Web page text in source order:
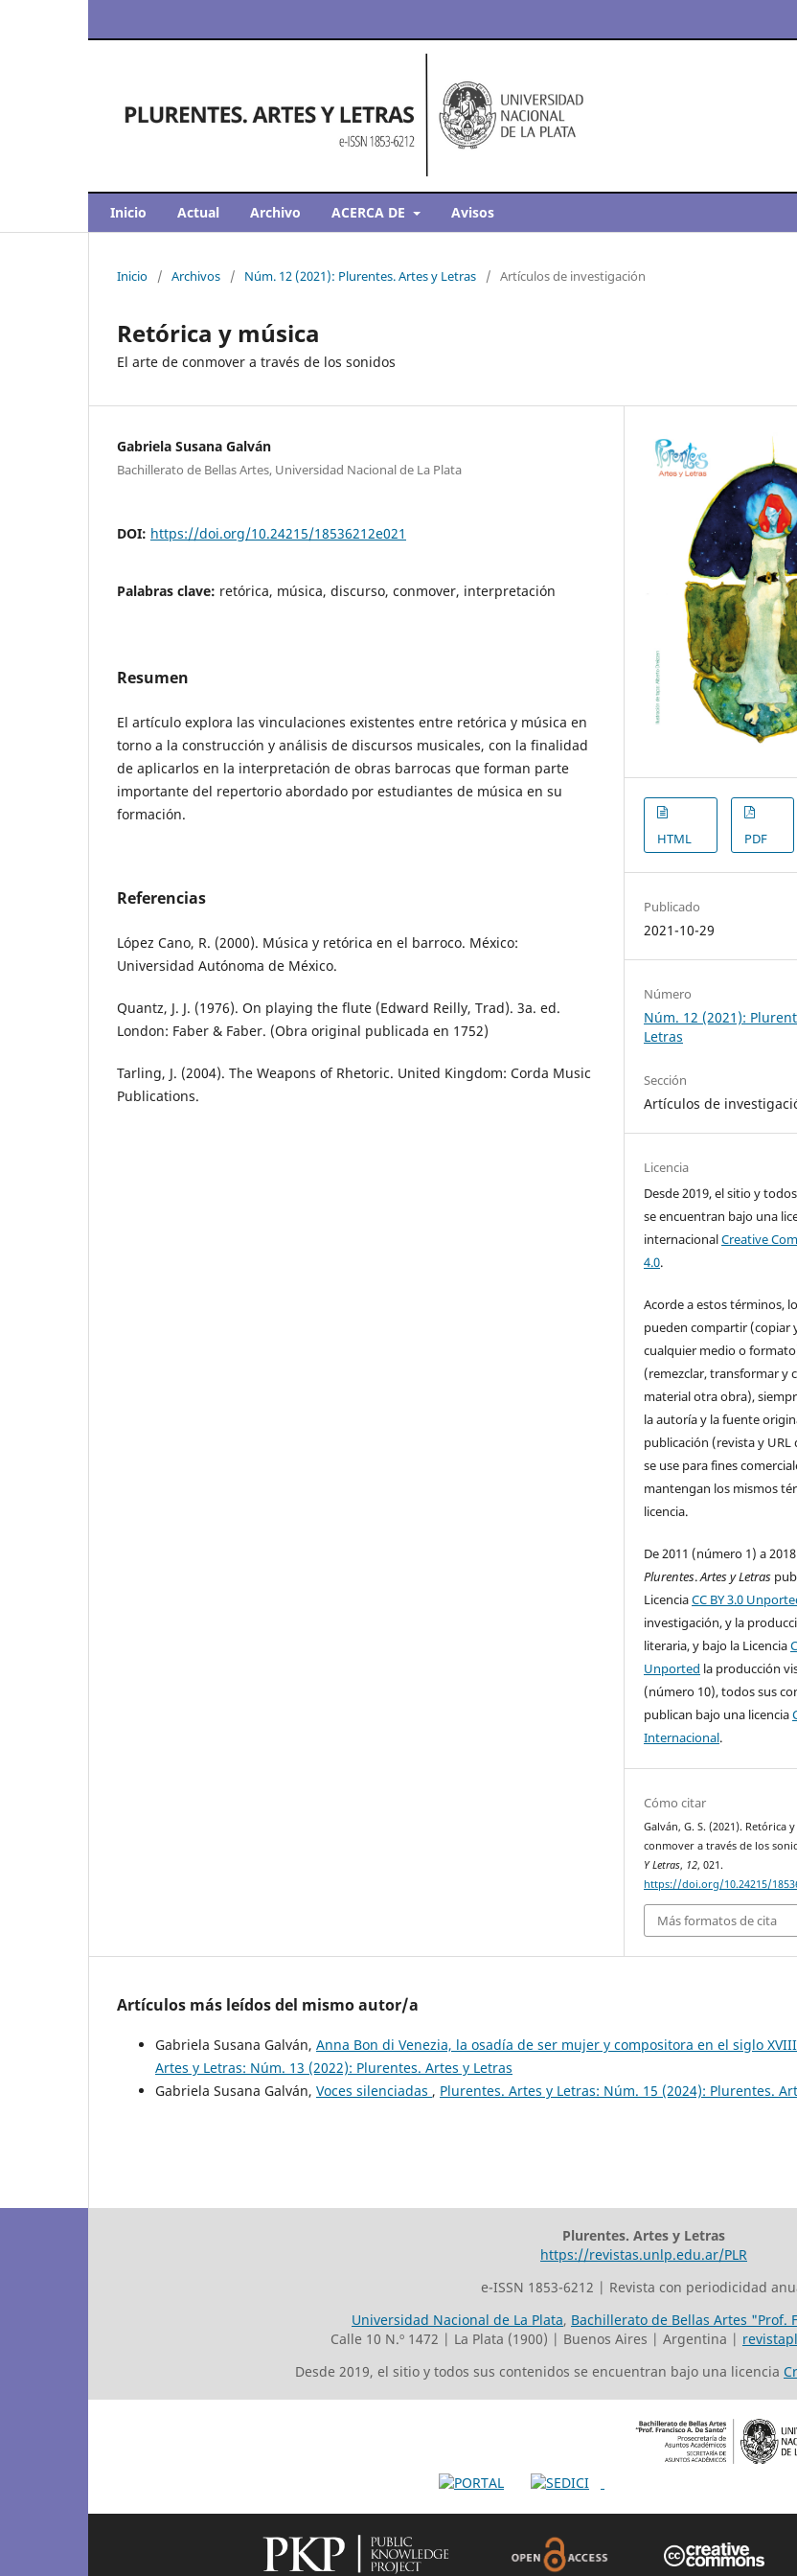
Inicio Actual Archivo ACERCA DE Avisos
Inicio / Archivos / Núm. 12 (2021): Plurentes. Artes y Letras / Artículos de investigación
Retórica y música
El arte de conmover a través de los sonidos
Gabriela Susana Galván
Bachillerato de Bellas Artes, Universidad Nacional de La Plata
DOI: https://doi.org/10.24215/18536212e021
Palabras clave: retórica, música, discurso, conmover, interpretación
Resumen
El artículo explora las vinculaciones existentes entre retórica y música en
torno a la construcción y análisis de discursos musicales, con la finalidad
de aplicarlos en la interpretación de obras barrocas que forman parte
importante del repertorio abordado por estudiantes de música en su
formación.
Referencias
López Cano, R. (2000). Música y retórica en el barroco. México:
Universidad Autónoma de México.
Quantz, J. J. (1976). On playing the flute (Edward Reilly, Trad). 3a. ed.
London: Faber & Faber. (Obra original publicada en 1752)
Tarling, J. (2004). The Weapons of Rhetoric. United Kingdom: Corda Music
Publications.
HTML PDF
Publicado
2021-10-29
Número
Núm. 12 (2021):
Letras
Sección
Artículos de
Licencia
Desde 2019, el sitio y
se encuentran bajo una
internacionalCreative
4.0.
Acorde a estos términos,
pueden compartir (copiar
cualquier medio o
(remezclar, transformar y
material otra obra),
la autoría y la fuente
publicación (revista y URL
se use para fines
mantengan los mismos
licencia.
De 2011 (número 1) a
Plurentes.Artes y Letras
LicenciaCC BY 3.0
investigación, y la
literaria, y bajo la Licencia
Unported la producción
(número 10), todos sus
publican bajo una licencia
Internacional.
Cómo citar
Galván, G. S. (2021). Retórica
conmover a través de los
Y Letras, 12, 021.
https://doi.org/10.24215/
Más formatos de cita
Artículos más leídos del mismo autor/a
Gabriela Susana Galván, Anna Bon di Venezia, la osadía de ser mujer y compositora en el siglo XVIII
Artes y Letras: Núm. 13 (2022): Plurentes. Artes y Letras
Gabriela Susana Galván, Voces silenciadas , Plurentes. Artes y Letras: Núm. 15 (2024): Plurentes.
Plurentes. Artes y Letras
https://revistas.unlp.edu.ar/PLR
e-ISSN 1853-6212 | Revista con periodicidad
Universidad Nacional de La Plata, Bachillerato de Bellas Artes "Prof.
Calle 10 N.º 1472 | La Plata (1900) | Buenos Aires | Argentina |
Desde 2019, el sitio y todos sus contenidos se encuentran bajo una licencia